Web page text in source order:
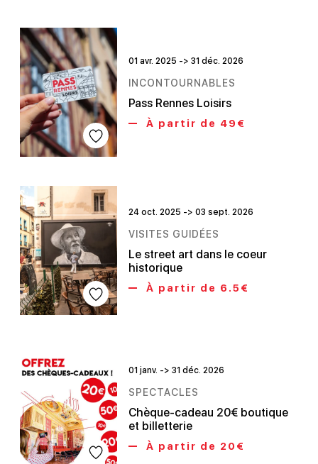
01 avr. 2025 -> 31 déc. 2026
INCONTOURNABLES
Pass Rennes Loisirs
À partir de 49€
24 oct. 2025 -> 03 sept. 2026
VISITES GUIDÉES
Le street art dans le coeur
historique
À partir de 6.5€
01 janv. -> 31 déc. 2026
SPECTACLES
Chèque-cadeau 20€ boutique
et billetterie
À partir de 20€